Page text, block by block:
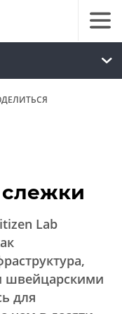
Lab
швейцарскими
для